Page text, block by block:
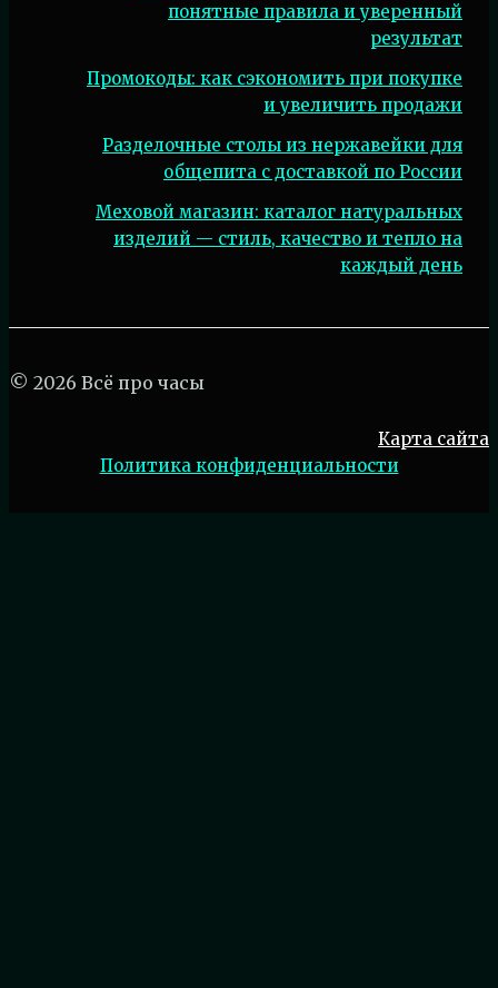
понятные правила и уверенный
результат
Промокоды: как сэкономить при покупке
и увеличить продажи
Разделочные столы из нержавейки для
общепита с доставкой по России
Меховой магазин: каталог натуральных
изделий — стиль, качество и тепло на
каждый день
© 2026 Всё про часы
Карта сайта
Политика конфиденциальности